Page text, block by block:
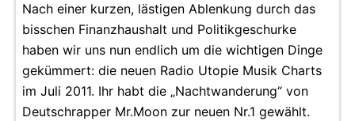
Nach einer kurzen, lästigen Ablenkung durch das
bisschen Finanzhaushalt und Politikgeschurke
haben wir uns nun endlich um die wichtigen Dinge
gekümmert: die neuen Radio Utopie Musik Charts
im Juli 2011. Ihr habt die „Nachtwanderung“ von
Deutschrapper Mr.Moon zur neuen Nr.1 gewählt.